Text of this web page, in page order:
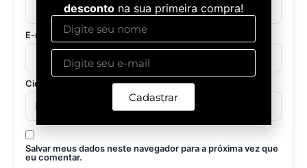
E-mail
Cidade / Estado (opcional)
Salvar meus dados neste navegador para a próxima vez que
eu comentar.
desconto na sua primeira compra!
Cadastrar